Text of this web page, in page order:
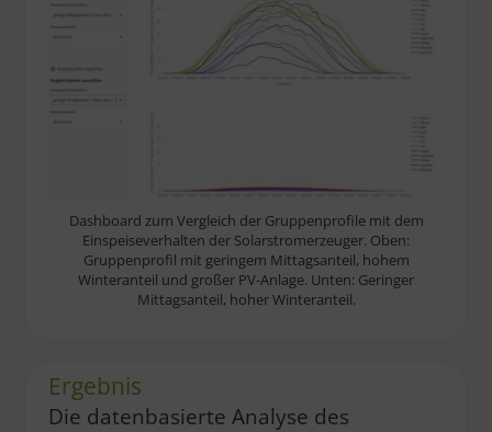
Dashboard zum Vergleich der Gruppenprofile mit dem
Einspeiseverhalten der Solarstromerzeuger. Oben:
Gruppenprofil mit geringem Mittagsanteil, hohem
Winteranteil und großer PV-Anlage. Unten: Geringer
Mittagsanteil, hoher Winteranteil.
Ergebnis
Die datenbasierte Analyse des